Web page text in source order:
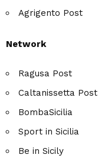
Agrigento Post
Network
Ragusa Post
Caltanissetta Post
BombaSicilia
Sport in Sicilia
Be in Sicily